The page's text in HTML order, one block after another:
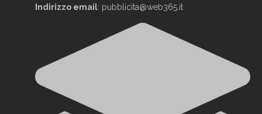
Indirizzo email: pubblicita@web365.it